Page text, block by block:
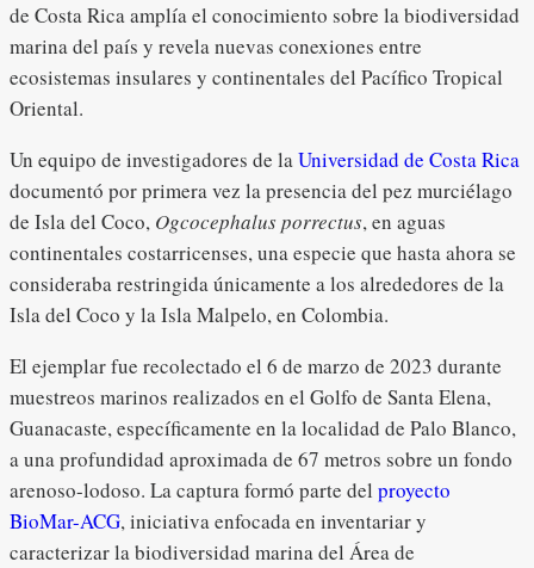
de Costa Rica amplía el conocimiento sobre la biodiversidad
marina del país y revela nuevas conexiones entre
ecosistemas insulares y continentales del Pacífico Tropical
Oriental.
Un equipo de investigadores de laUniversidad de Costa Rica
documentó por primera vez la presencia del pez murciélago
de Isla del Coco, Ogcocephalus porrectus, en aguas
continentales costarricenses, una especie que hasta ahora se
consideraba restringida únicamente a los alrededores de la
Isla del Coco y la Isla Malpelo, en Colombia.
El ejemplar fue recolectado el 6 de marzo de 2023 durante
muestreos marinos realizados en el Golfo de Santa Elena,
Guanacaste, específicamente en la localidad de Palo Blanco,
a una profundidad aproximada de 67 metros sobre un fondo
arenoso-lodoso. La captura formó parte del proyecto
BioMar-ACG, iniciativa enfocada en inventariar y
caracterizar la biodiversidad marina del Área de